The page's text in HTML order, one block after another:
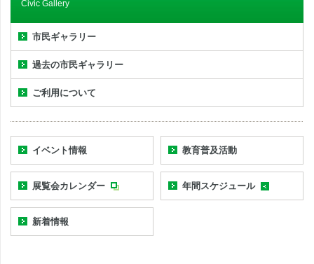
Civic Gallery
市民ギャラリー
過去の市民ギャラリー
ご利用について
イベント情報 教育普及活動
展覧会カレンダー 年間スケジュール
新着情報